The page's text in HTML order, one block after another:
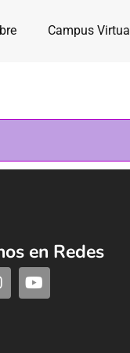
Campus Virtual
en Redes